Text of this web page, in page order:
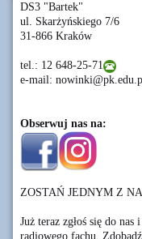
DS3 "Bartek"
ul. Skarżyńskiego 7/6
31-866 Kraków
tel.: 12 648-25-71
e-mail:
Obserwuj nas na:
ZOSTAŃ JEDNYM Z
Już teraz zgłoś się do nas
radiowego fachu.